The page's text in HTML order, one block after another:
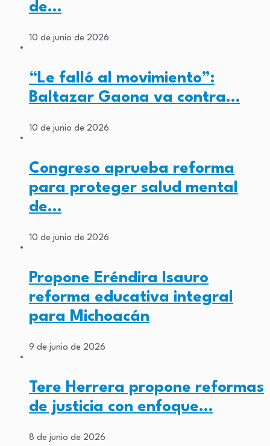
de…
10 de junio de 2026
“Le falló al movimiento”:
Baltazar Gaona va contra…
10 de junio de 2026
Congreso aprueba reforma
para proteger salud mental
de…
10 de junio de 2026
Propone Eréndira Isauro
reforma educativa integral
para Michoacán
9 de junio de 2026
Tere Herrera propone reformas
de justicia con enfoque…
8 de junio de 2026